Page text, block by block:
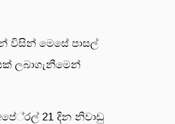
විසින් මෙසේ පාසල්
ලබාගැනීමෙන්
21 දින නිවාඩු